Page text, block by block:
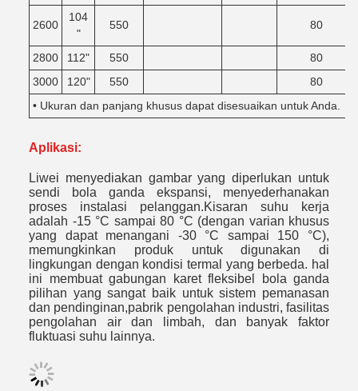
2600
104
"
550 80
2800 112" 550
80
3000
120" 550
80
• Ukuran dan panjang khusus dapat disesuaikan untuk Anda.
Aplikasi:
Liwei menyediakan gambar yang diperlukan untuk
sendi bola ganda ekspansi, menyederhanakan
proses instalasi pelanggan.Kisaran suhu kerja
adalah -15 °C sampai 80 °C (dengan varian khusus
yang dapat menangani -30 °C sampai 150 °C),
memungkinkan produk untuk digunakan di
lingkungan dengan kondisi termal yang berbeda. hal
ini membuat gabungan karet fleksibel bola ganda
pilihan yang sangat baik untuk sistem pemanasan
dan pendinginan,pabrik pengolahan industri, fasilitas
pengolahan air dan limbah, dan banyak faktor
fluktuasi suhu lainnya.